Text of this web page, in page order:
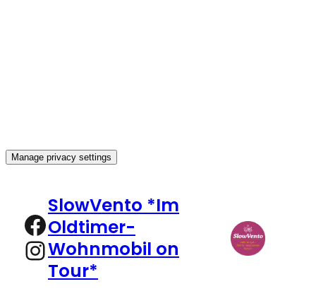
Manage privacy settings
springen
Facebook
Instagram
SlowVento *Im
Oldtimer-
Wohnmobil on
Tour*